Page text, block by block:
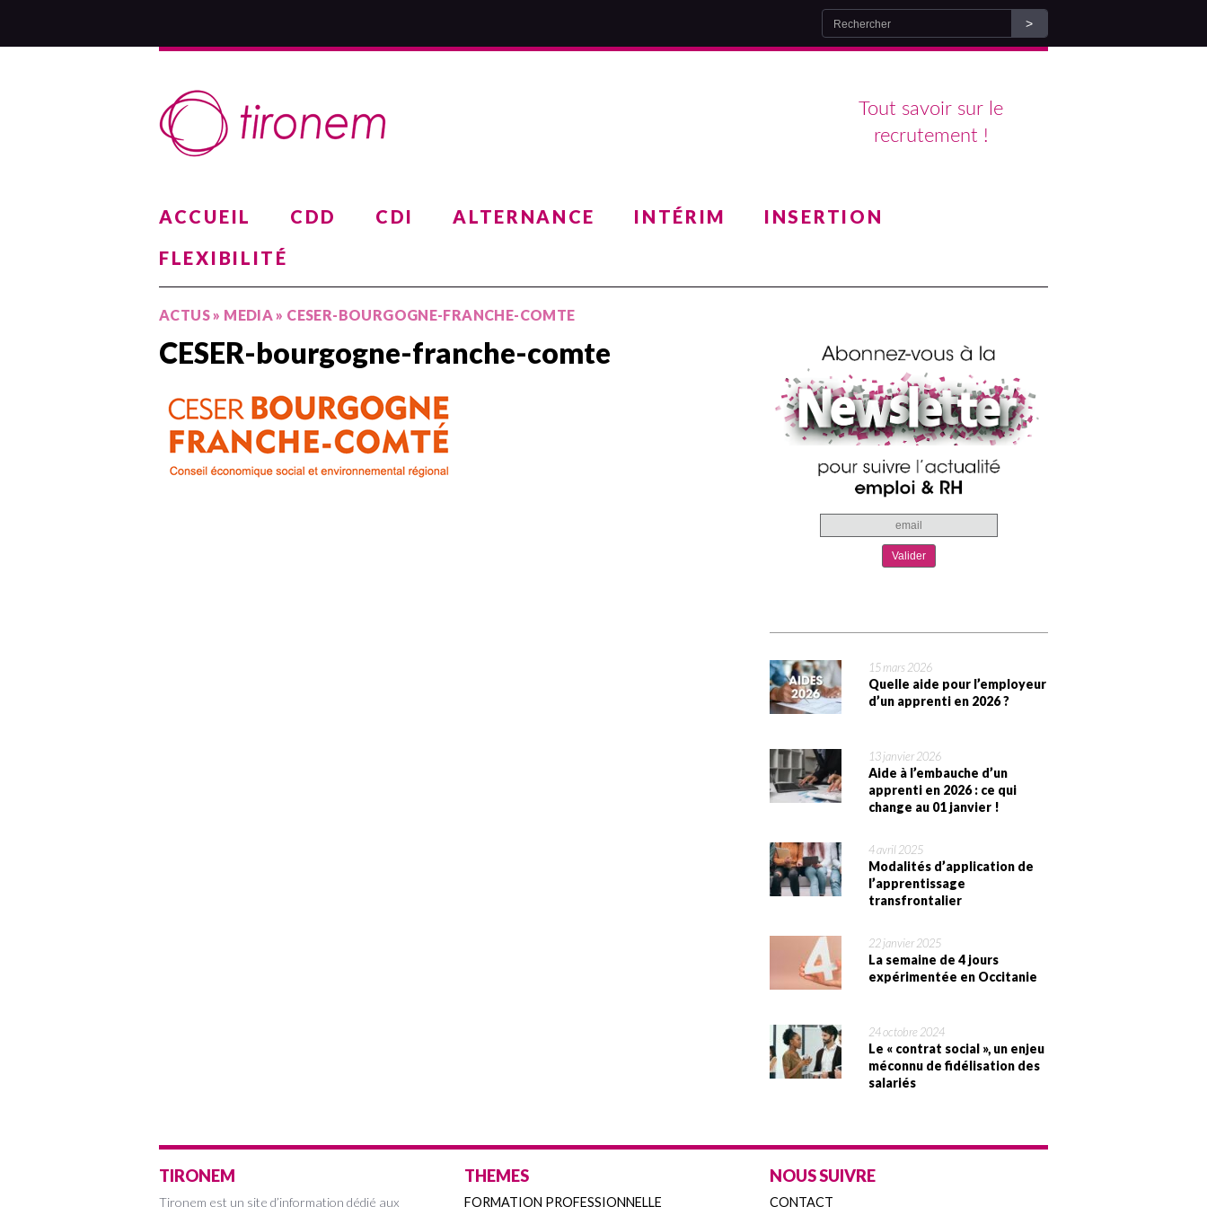
Tout savoir sur le
recrutement !
ACCUEIL CDD CDI ALTERNANCE INTÉRIM
INSERTION
FLEXIBILITÉ
ACTUS» MEDIA» CESER-BOURGOGNE-FRANCHE-COMTE
CESER-bourgogne-franche-comte
15 mars 2026
Quelle aide pour l’employeur
d’un apprenti en 2026 ?
13 janvier 2026
Aide à l’embauche d’un
apprenti en 2026 : ce qui
change au 01 janvier !
4 avril 2025
Modalités d’application de
l’apprentissage
transfrontalier
22 janvier 2025
La semaine de 4 jours
expérimentée en Occitanie
24 octobre 2024
Le « contrat social », un enjeu
méconnu de fidélisation des
salariés
TIRONEM
Tironem est un site d’information dédié aux
THEMES
FORMATION PROFESSIONNELLE
NOUS SUIVRE
CONTACT